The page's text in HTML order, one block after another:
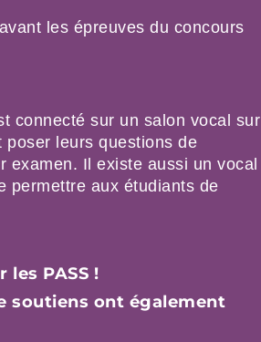
les épreuves du concours
connecté sur un salon vocal sur
poser leurs questions de
examen. Il existe aussi un vocal
permettre aux étudiants de
les PASS !
soutiens ont également